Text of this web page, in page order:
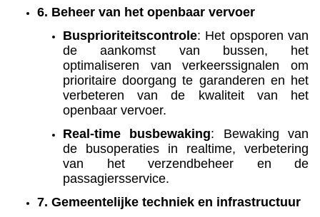
6. Beheer van het openbaar vervoer
Busprioriteitscontrole: Het opsporen van
de aankomst van bussen, het
optimaliseren van verkeerssignalen om
prioritaire doorgang te garanderen en het
verbeteren van de kwaliteit van het
openbaar vervoer.
Real-time busbewaking: Bewaking van
de busoperaties in realtime, verbetering
van het verzendbeheer en de
passagiersservice.
7. Gemeentelijke techniek en infrastructuur